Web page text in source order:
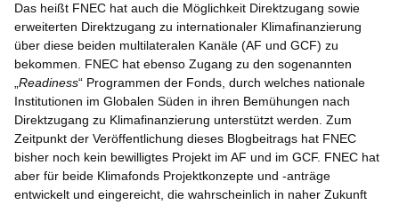
Das heißt FNEC hat auch die Möglichkeit Direktzugang sowie
erweiterten Direktzugang zu internationaler Klimafinanzierung
über diese beiden multilateralen Kanäle (AF und GCF) zu
bekommen. FNEC hat ebenso Zugang zu den sogenannten
„Readiness“ Programmen der Fonds, durch welches nationale
Institutionen im Globalen Süden in ihren Bemühungen nach
Direktzugang zu Klimafinanzierung unterstützt werden. Zum
Zeitpunkt der Veröffentlichung dieses Blogbeitrags hat FNEC
bisher noch kein bewilligtes Projekt im AF und im GCF. FNEC hat
aber für beide Klimafonds Projektkonzepte und -anträge
entwickelt und eingereicht, die wahrscheinlich in naher Zukunft